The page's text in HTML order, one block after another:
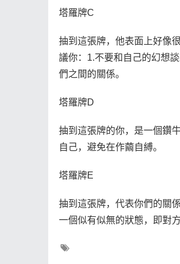
塔羅牌C
抽到這張牌，他表面上好像
議你：1.不要和自己的幻想
們之間的關係。
塔羅牌D
抽到這張牌的你，是一個鑽
自己，避免在作繭自縛。
塔羅牌E
抽到這張牌，代表你們的關
一個似有似無的狀態，即對